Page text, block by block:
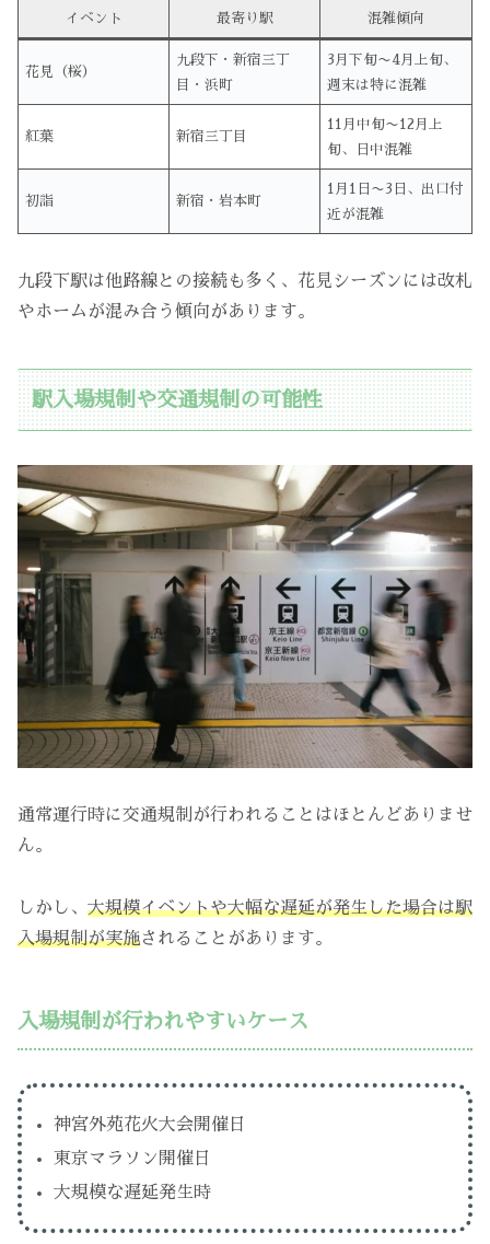
イベント 最寄り駅 混雑傾向
花見（桜）
九段下・新宿三丁
目・浜町
3月下旬〜4月上旬、
週末は特に混雑
紅葉 新宿三丁目
11月中旬〜12月上
旬、日中混雑
初詣 新宿・岩本町
1月1日〜3日、出口付
近が混雑
九段下駅は他路線との接続も多く、花見シーズンには改札
やホームが混み合う傾向があります。
駅入場規制や交通規制の可能性
通常運行時に交通規制が行われることはほとんどありませ
ん。
しかし、 大規模イベントや大幅な遅延が発生した場合は駅
入場規制が実施されることがあります。
入場規制が行われやすいケース
神宮外苑花火大会開催日
東京マラソン開催日
大規模な遅延発生時